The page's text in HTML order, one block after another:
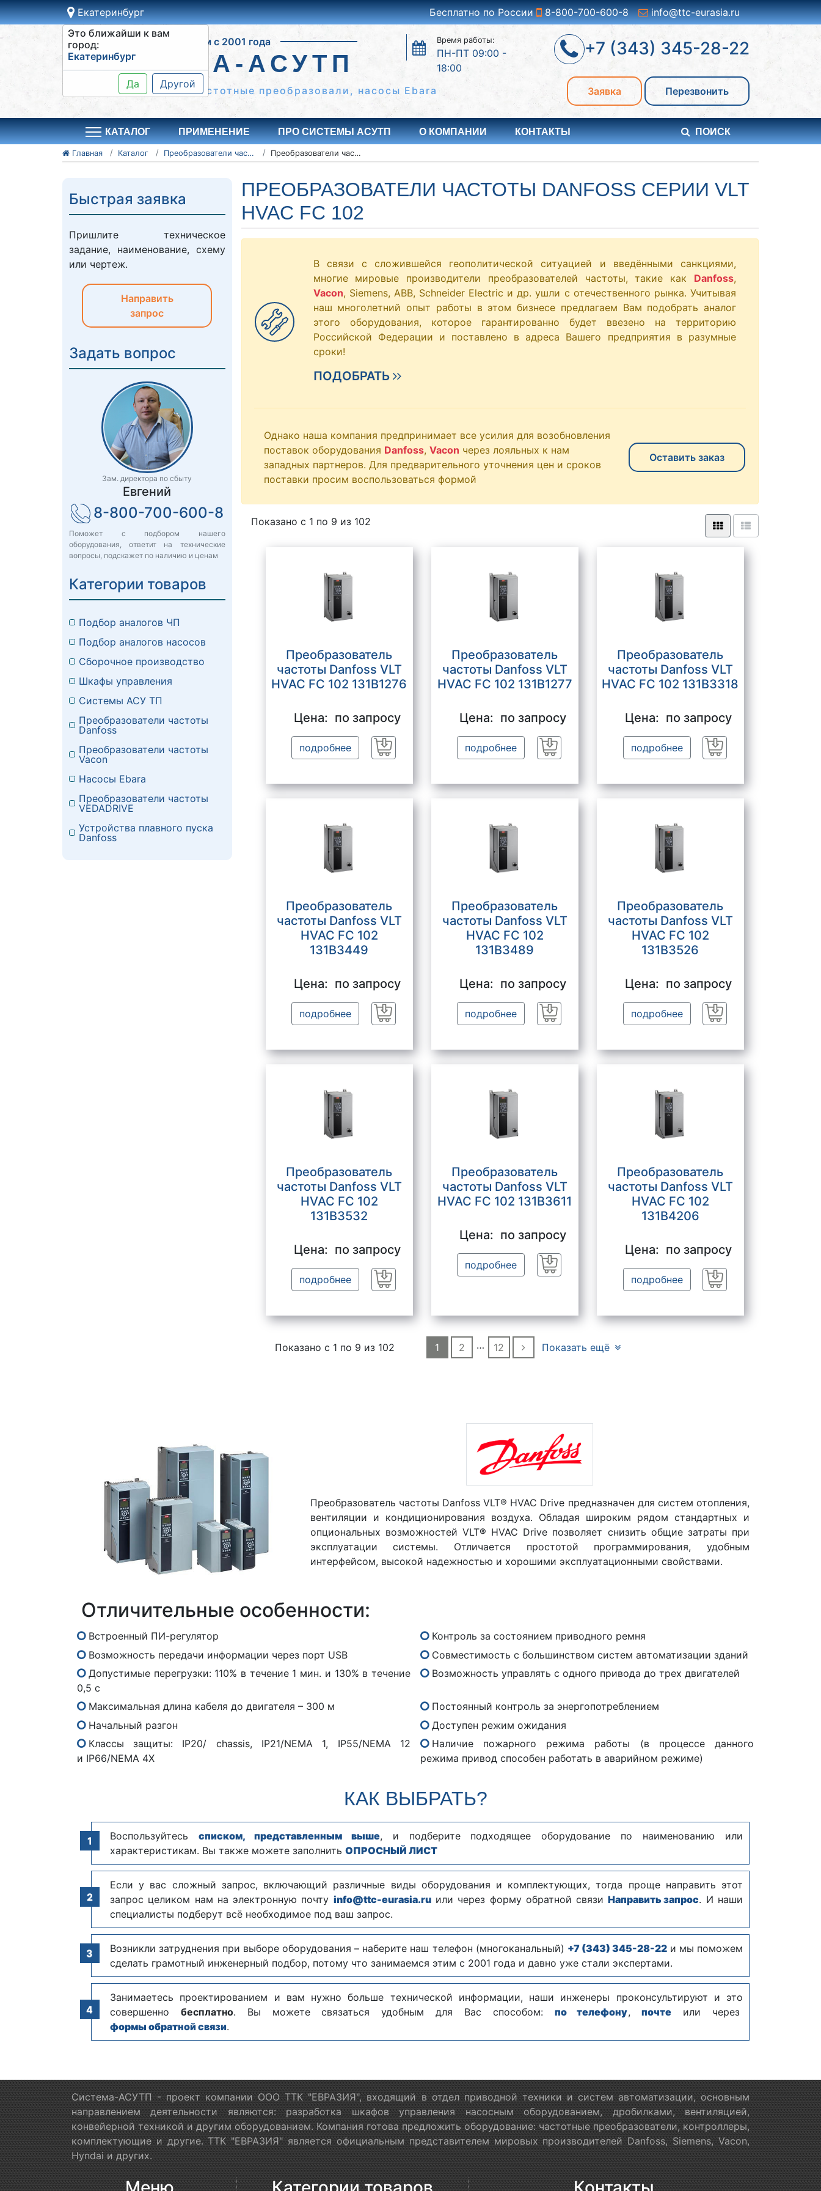
Екатеринбург
Это ближайши к вам
город:
Екатеринбург
Да Другой
Бесплатно по России 8-800-700-600-8 info@ttc-eurasia.ru
Работаем с 2001 года
СИСТЕМА-АСУТП
Время работы:
ПН-ПТ 09:00 -
18:00
Шкафы управления, частотные преобразовали, насосы Ebara
+7 (343) 345-28-22
Заявка Перезвонить
КАТАЛОГ ПРИМЕНЕНИЕ ПРО СИСТЕМЫ АСУТП О КОМПАНИИ КОНТАКТЫ ПОИСК
Главная Каталог Преобразователи частоты Danfoss Преобразователи частоты Danfoss серии VLT HVAC FC 102
ПРЕОБРАЗОВАТЕЛИ ЧАСТОТЫ DANFOSS СЕРИИ VLT
HVAC FC 102
В связи с сложившейся геополитической ситуацией и введёнными санкциями,
многие мировые производители преобразователей частоты, такие как Danfoss,
Vacon, Siemens, ABB, Schneider Electric и др. ушли с отечественного рынка. Учитывая
наш многолетний опыт работы в этом бизнесе предлагаем Вам подобрать аналог
этого оборудования, которое гарантированно будет ввезено на территорию
Российской Федерации и поставлено в адреса Вашего предприятия в разумные
сроки!
ПОДОБРАТЬ
Однако наша компания предпринимает все усилия для возобновления
поставок оборудования Danfoss, Vacon через лояльных к нам
западных партнеров. Для предварительного уточнения цен и сроков
поставки просим воспользоваться формой
Оставить заказ
Показано с 1 по 9 из 102
Преобразователь
частоты Danfoss VLT
HVAC FC 102 131B1276
Цена: по запросу
подробнее
Заказать
Преобразователь
частоты Danfoss VLT
HVAC FC 102 131B1277
Цена: по запросу
подробнее
Заказать
Преобразователь
частоты Danfoss VLT
HVAC FC 102 131B3318
Цена: по запросу
подробнее
Заказать
Преобразователь
частоты Danfoss VLT
HVAC FC 102
131B3449
Цена: по запросу
подробнее
Заказать
Преобразователь
частоты Danfoss VLT
HVAC FC 102
131B3489
Цена: по запросу
подробнее
Заказать
Преобразователь
частоты Danfoss VLT
HVAC FC 102
131B3526
Цена: по запросу
подробнее
Заказать
Преобразователь
частоты Danfoss VLT
HVAC FC 102
131B3532
Цена: по запросу
подробнее
Заказать
Преобразователь
частоты Danfoss VLT
HVAC FC 102 131B3611
Цена: по запросу
подробнее
Заказать
Преобразователь
частоты Danfoss VLT
HVAC FC 102
131B4206
Цена: по запросу
подробнее
Заказать
Показано с 1 по 9 из 102 1 2 … 12 Показать ещё
Быстрая заявка
Пришлите техническое
задание, наименование, схему
или чертеж.
Направить
запрос
Задать вопрос
Зам. директора по сбыту
Евгений
8-800-700-600-8
Поможет с подбором нашего
оборудования, ответит на технические
вопросы, подскажет по наличию и ценам
Категории товаров
Подбор аналогов ЧП
Подбор аналогов насосов
Сборочное производство
Шкафы управления
Системы АСУ ТП
Преобразователи частоты
Danfoss
Преобразователи частоты
Vacon
Насосы Ebara
Преобразователи частоты
VEDADRIVE
Устройства плавного пуска
Danfoss
Преобразователь частоты Danfoss VLT® HVAC Drive предназначен для систем отопления,
вентиляции и кондиционирования воздуха. Обладая широким рядом стандартных и
опциональных возможностей VLT® HVAC Drive позволяет снизить общие затраты при
эксплуатации системы. Отличается простотой программирования, удобным
интерфейсом, высокой надежностью и хорошими эксплуатационными свойствами.
Отличительные особенности:
Встроенный ПИ-регулятор
Контроль за состоянием приводного ремня
Возможность передачи информации через порт USB
Совместимость с большинством систем автоматизации зданий
Допустимые перегрузки: 110% в течение 1 мин. и 130% в течение
0,5 с
Возможность управлять с одного привода до трех двигателей
Максимальная длина кабеля до двигателя – 300 м
Постоянный контроль за энергопотреблением
Начальный разгон
Доступен режим ожидания
Классы защиты: IP20/ chassis, IP21/NEMA 1, IP55/NEMA 12
и IP66/NEMA 4X
Наличие пожарного режима работы (в процессе данного
режима привод способен работать в аварийном режиме)
КАК ВЫБРАТЬ?
Воспользуйтесь списком, представленным выше, и подберите подходящее оборудование по наименованию или
характеристикам. Вы также можете заполнить ОПРОСНЫЙ ЛИСТ
Если у вас сложный запрос, включающий различные виды оборудования и комплектующих, тогда проще направить этот
запрос целиком нам на электронную почту info@ttc-eurasia.ruили через форму обратной связиНаправить запрос. И наши
специалисты подберут всё необходимое под ваш запрос.
Возникли затруднения при выборе оборудования – наберите наш телефон (многоканальный) +7 (343) 345-28-22и мы поможем
сделать грамотный инженерный подбор, потому что занимаемся этим с 2001 года и давно уже стали экспертами.
Занимаетесь проектированием и вам нужно больше технической информации, наши инженеры проконсультируют и это
совершенно бесплатно. Вы можете связаться удобным для Вас способом: по телефону,почте или через
формы обратной связи.
Система-АСУТП - проект компании ООО ТТК "ЕВРАЗИЯ", входящий в отдел приводной техники и систем автоматизации, основным
направлением деятельности являются: разработка шкафов управления насосным оборудованием, дробилками, вентиляцией,
конвейерной техникой и другим оборудованием. Компания готова предложить оборудование: частотные преобразователи, контроллеры,
комплектующие и другие. ТТК "ЕВРАЗИЯ" является официальным представителем мировых производителей Danfoss, Siemens, Vacon,
Hyndai и других.